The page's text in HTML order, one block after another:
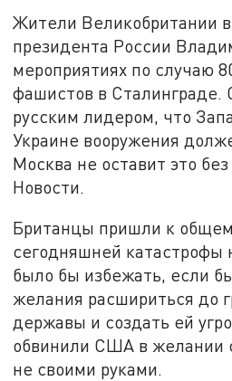
Жители Великобритании
президента России
мероприятиях по случаю
фашистов в Сталинграде.
русским лидером, что
Украине вооружения
Москва не оставит это без
Новости.
Британцы пришли к
сегодняшней катастрофы
было бы избежать, если
желания расшириться до
державы и создать ей
обвинили США в желании
не своими руками.